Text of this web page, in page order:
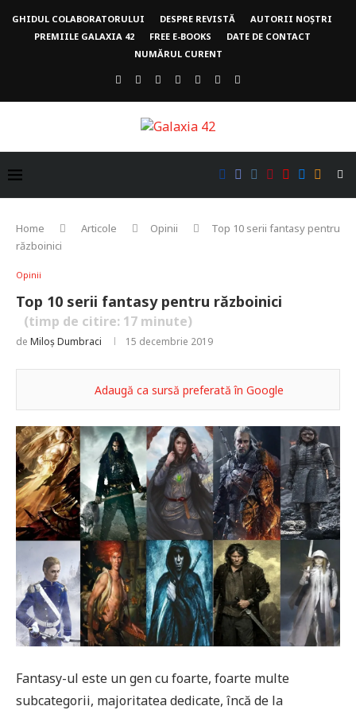
GHIDUL COLABORATORULUI DESPRE REVISTĂ
AUTORII NOȘTRI
PREMIILE GALAXIA 42
FREE E-BOOKS
DATE DE CONTACT
NUMĂRUL CURENT
Home Articole Opinii
Top 10 serii fantasy pentru
războinici
Opinii
Top 10 serii fantasy pentru războinici
(timp de citire: 17 minute)
de Miloș Dumbraci 15 decembrie 2019
Adaugă ca sursă preferată în Google
Fantasy-ul este un gen cu foarte, foarte multe
subcategorii, majoritatea dedicate, încă de la